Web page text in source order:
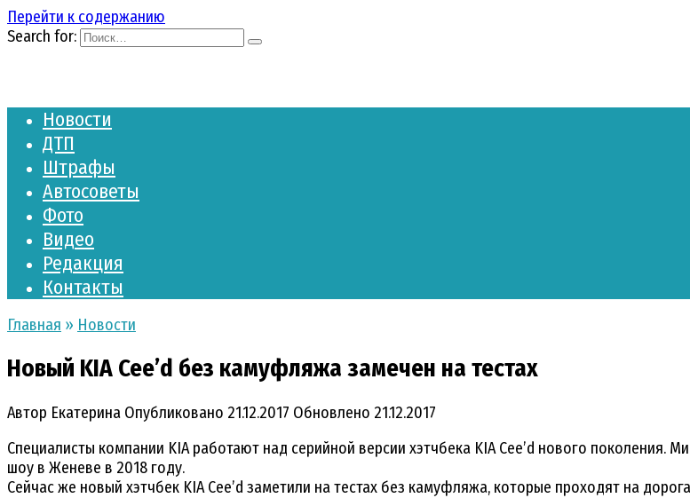
Перейти к содержанию
Search for:
Новости
ДТП
Штрафы
Автосоветы
Фото
Видео
Редакция
Контакты
Главная » Новости
Новый KIA Cee’d без камуфляжа замечен на тестах
Автор Екатерина Опубликовано 21.12.2017 Обновлено 21.12.2017
Специалисты компании KIA работают над серийной версии хэтчбека KIA Cee’d нового
шоу в Женеве в 2018 году.
Сейчас же новый хэтчбек KIA Cee’d заметили на тестах без камуфляжа, которые проходят на